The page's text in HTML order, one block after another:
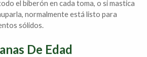
el biberón en cada toma, o si mastica
normalmente está listo para
sólidos.
De Edad